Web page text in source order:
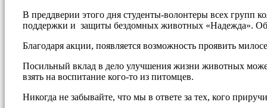
В преддверии этого дня студенты-волонтеры всех групп
поддержки и защиты бездомных животных «Надежда».
Благодаря акции, появляется возможность проявить
Посильный вклад в дело улучшения жизни животных
взять на воспитание кого-то из питомцев.
Никогда не забывайте, что мы в ответе за тех, кого